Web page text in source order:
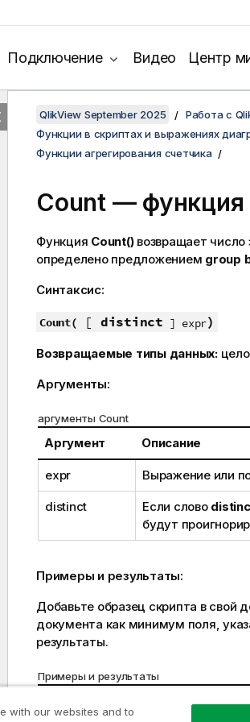
Подключение Видео Центр
QlikView September 2025 Работа с
Функции в скриптах и выражениях
Функции агрегирования счетчика
Count — функция
Функция Count()возвращает число
определено предложением group
Синтаксис:
Count( [ distinct ] expr)
Возвращаемые типы данных:
Аргументы:
аргументы Count
Аргумент Описание
expr Выражение или
distinct Если слово
будут
Примеры и результаты:
Добавьте образец скрипта в свой
документа как минимум поля,
результаты.
Примеры и результаты
with our websites and to